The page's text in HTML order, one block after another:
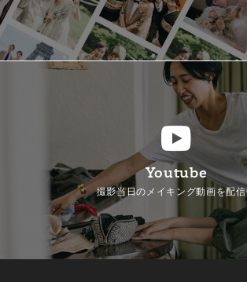
Youtube
撮影当日のメイキング動画を配